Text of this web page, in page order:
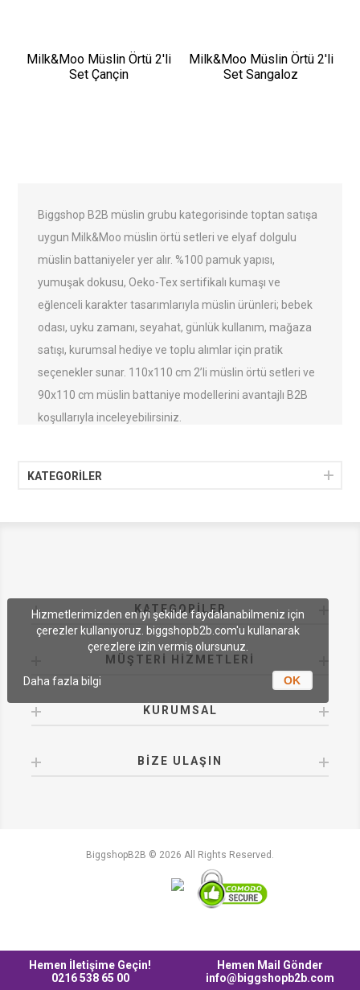
Milk&Moo Müslin Örtü 2'li
Set Çançin
Milk&Moo Müslin Örtü 2'li
Set Sangaloz
Biggshop B2B müslin grubu kategorisinde toptan satışa
uygun Milk&Moo müslin örtü setleri ve elyaf dolgulu
müslin battaniyeler yer alır. %100 pamuk yapısı,
yumuşak dokusu, Oeko-Tex sertifikalı kumaşı ve
eğlenceli karakter tasarımlarıyla müslin ürünleri; bebek
odası, uyku zamanı, seyahat, günlük kullanım, mağaza
satışı, kurumsal hediye ve toplu alımlar için pratik
seçenekler sunar. 110x110 cm 2’li müslin örtü setleri ve
90x110 cm müslin battaniye modellerini avantajlı B2B
koşullarıyla inceleyebilirsiniz.
KATEGORİLER
KATEGORILER
MÜŞTERI HIZMETLERI
KURUMSAL
BIZE ULAŞIN
BiggshopB2B © 2026 All Rights Reserved.
Hizmetlerimizden en iyi şekilde faydalanabilmeniz için
çerezler kullanıyoruz. biggshopb2b.com'u kullanarak
çerezlere izin vermiş olursunuz.
OK
Daha fazla bilgi
Hemen İletişime Geçin!
0216 538 65 00
Hemen Mail Gönder
info@biggshopb2b.com